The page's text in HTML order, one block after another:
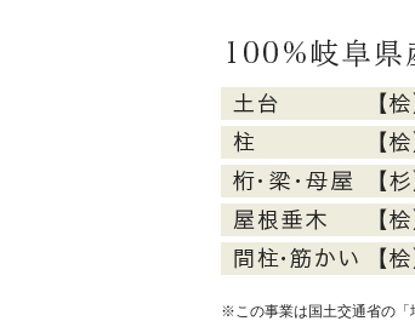
※この事業は国土交通省の「